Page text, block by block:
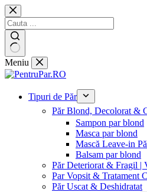
Sari
la
conținut
Niciun
rezultat
Meniu
Tipuri de Păr
Păr Blond, Decolorat &
Sampon par blond
Masca par blond
Mască Leave-in
Balsam par blond
Păr Deteriorat & Fragil |
Par Vopsit & Tratament
Păr Uscat & Deshidratat